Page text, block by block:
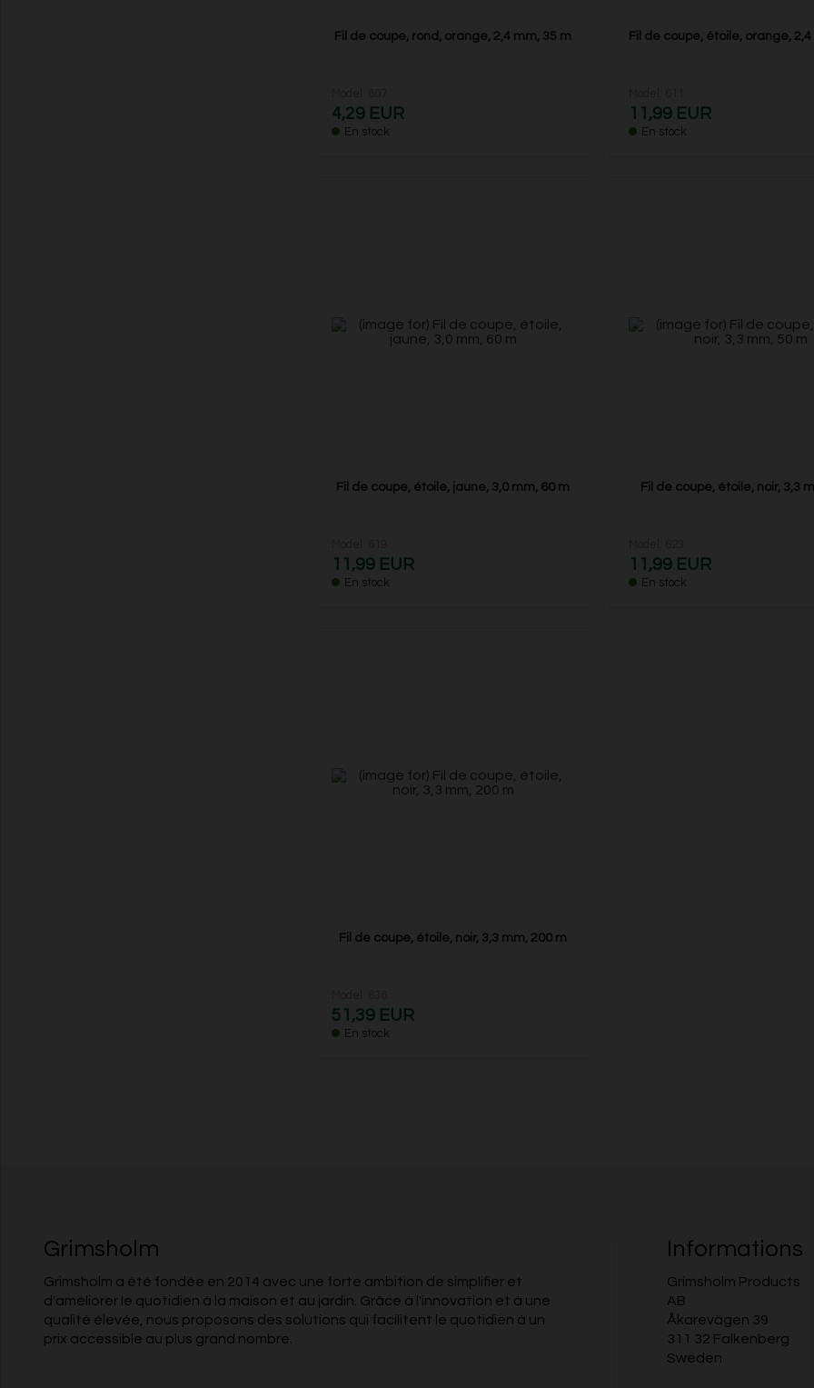
Fil de coupe, rond, orange, 2,4 mm, 35 m
4,29 EUR
En stock
Fil de coupe, étoile, orange,
11,99 EUR
En stock
Fil de coupe, étoile, jaune, 3,0 mm, 60 m
11,99 EUR
En stock
Fil de coupe, étoile, noir, 3,3
11,99 EUR
En stock
Fil de coupe, étoile, noir, 3,3 mm, 200 m
51,39 EUR
En stock
Grimsholm
Grimsholm a été fondée en 2014 avec une forte ambition de simplifier et
d'améliorer le quotidien à la maison et au jardin. Grâce à l'innovation et à une
qualité élevée, nous proposons des solutions qui facilitent le quotidien à un
prix accessible au plus grand nombre.
Informations
Grimsholm Products
AB
Åkarevägen 39
311 32 Falkenberg
Sweden